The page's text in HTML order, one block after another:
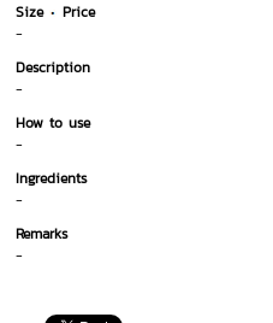
Size
Price
-
Description
-
How to use
-
Ingredients
-
Remarks
-